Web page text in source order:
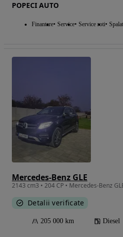
POPECI AUTO
Finantare Service Service roti
Mercedes-Benz GLE
2143 cm3 • 204 CP • Mercedes-Benz
Detalii verificate
205 000 km Diesel